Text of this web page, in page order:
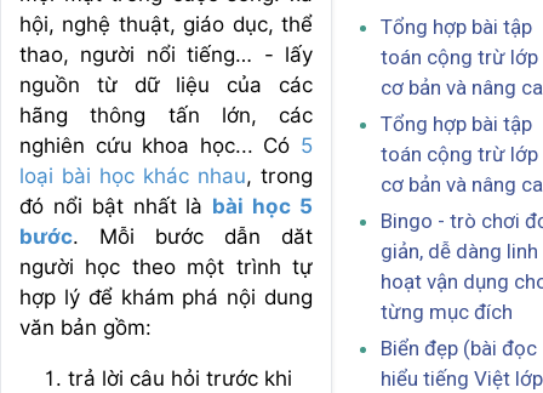
hội, nghệ thuật, giáo dục, thể
thao, người nổi tiếng… - lấy
nguồn từ dữ liệu của các
hãng thông tấn lớn, các
nghiên cứu khoa học... Có 5
loại bài học khác nhau, trong
đó nổi bật nhất là bài học 5
bước. Mỗi bước dẫn dăt
người học theo một trình tự
hợp lý để khám phá nội dung
văn bản gồm:
trả lời câu hỏi trước khi
Tổng hợp bài tập
toán cộng trừ lớp
cơ bản và nâng
Tổng hợp bài tập
toán cộng trừ lớp
cơ bản và nâng
Bingo - trò chơi
giản, dễ dàng linh
hoạt vận dụng
từng mục đích
Biển đẹp (bài đọc
hiểu tiếng Việt